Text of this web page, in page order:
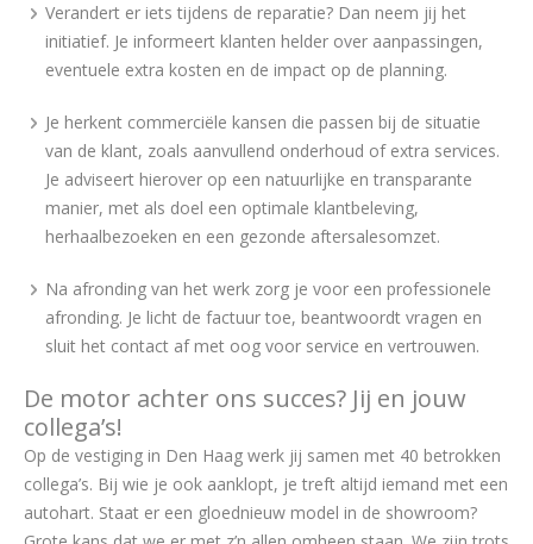
Verandert er iets tijdens de reparatie? Dan neem jij het
initiatief. Je informeert klanten helder over aanpassingen,
eventuele extra kosten en de impact op de planning.
Je herkent commerciële kansen die passen bij de situatie
van de klant, zoals aanvullend onderhoud of extra services.
Je adviseert hierover op een natuurlijke en transparante
manier, met als doel een optimale klantbeleving,
herhaalbezoeken en een gezonde aftersalesomzet.
Na afronding van het werk zorg je voor een professionele
afronding. Je licht de factuur toe, beantwoordt vragen en
sluit het contact af met oog voor service en vertrouwen.
De motor achter ons succes? Jij en jouw
collega’s!
Op de vestiging in Den Haag werk jij samen met 40 betrokken
collega’s. Bij wie je ook aanklopt, je treft altijd iemand met een
autohart. Staat er een gloednieuw model in de showroom?